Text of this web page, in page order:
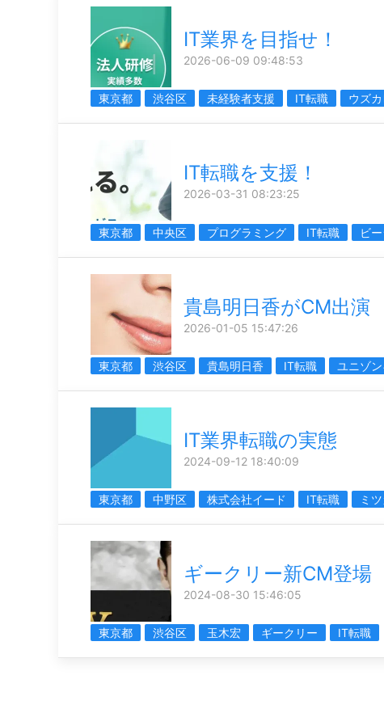
IT業界を目指せ！
2026-06-09 09:48:53
東京都 渋谷区 未経験者支援 IT転職 ウズ
IT転職を支援！
2026-03-31 08:23:25
東京都 中央区 プログラミング IT転職 ビ
貴島明日香がCM出演
2026-01-05 15:47:26
東京都 渋谷区 貴島明日香 IT転職 ユニゾ
IT業界転職の実態
2024-09-12 18:40:09
東京都 中野区 株式会社イード IT転職 ミ
ギークリー新CM登場
2024-08-30 15:46:05
東京都 渋谷区 玉木宏 ギークリー IT転職